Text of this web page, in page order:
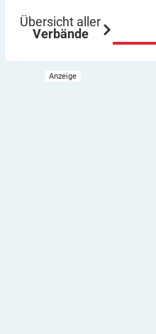
Übersicht aller
Verbände